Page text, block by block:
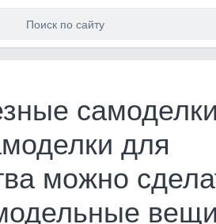
самоделки
для
можно
вещи